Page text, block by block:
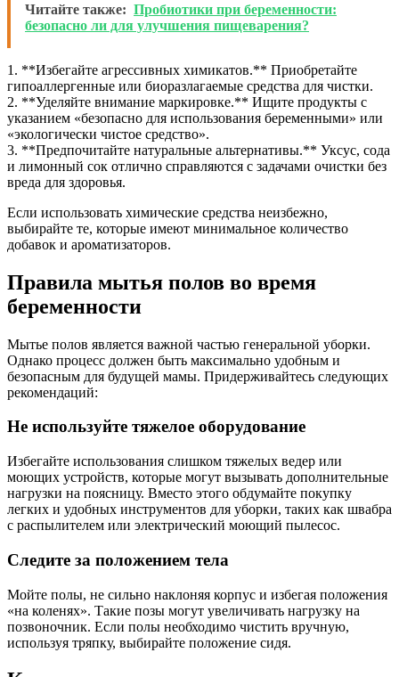
Читайте также: Пробиотики при беременности:
безопасно ли для улучшения пищеварения?
1. **Избегайте агрессивных химикатов.** Приобретайте
гипоаллергенные или биоразлагаемые средства для чистки.
2. **Уделяйте внимание маркировке.** Ищите продукты с
указанием «безопасно для использования беременными» или
«экологически чистое средство».
3. **Предпочитайте натуральные альтернативы.** Уксус, сода
и лимонный сок отлично справляются с задачами очистки без
вреда для здоровья.
Если использовать химические средства неизбежно,
выбирайте те, которые имеют минимальное количество
добавок и ароматизаторов.
Правила мытья полов во время
беременности
Мытье полов является важной частью генеральной уборки.
Однако процесс должен быть максимально удобным и
безопасным для будущей мамы. Придерживайтесь следующих
рекомендаций:
Не используйте тяжелое оборудование
Избегайте использования слишком тяжелых ведер или
моющих устройств, которые могут вызывать дополнительные
нагрузки на поясницу. Вместо этого обдумайте покупку
легких и удобных инструментов для уборки, таких как швабра
с распылителем или электрический моющий пылесос.
Следите за положением тела
Мойте полы, не сильно наклоняя корпус и избегая положения
«на коленях». Такие позы могут увеличивать нагрузку на
позвоночник. Если полы необходимо чистить вручную,
используя тряпку, выбирайте положение сидя.